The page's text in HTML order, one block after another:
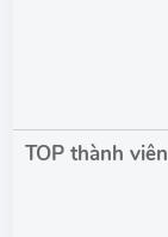
TOP thành viên